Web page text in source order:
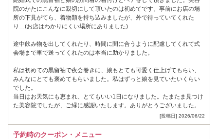
院のかたにこんなに親切にして頂いたのは初めてです。事前にお店の場
所の下見がてら、着物類を持ち込みましたが、外で待っていてくれた
り…(お店はわかりにくい場所にありました)
途中飲み物を出してくれたり、時間に間に合うように配慮してくれて式
会場まで車で送ってくれたのは本当に助かりました。
私は初めての黒留袖で夜会巻きに、娘もとても可愛く仕上げてもらい、
みんなにとても褒めてもらいました。私はずっと娘を見ていたいくらい
でした。
当日はお天気にも恵まれ、とてもいい1日になりました。たまたま見つけ
た美容院でしたが、ご縁に感謝いたします。ありがとうございました。
[投稿日] 2026/06/22
予約時のクーポン・メニュー